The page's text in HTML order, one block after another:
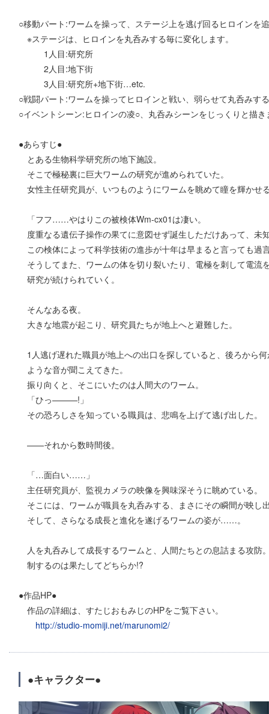
○移動パート:ワームを操って、ステージ上を逃げ回るヒロインを
※ステージは、ヒロインを丸呑みする毎に変化します。
1人目:研究所
2人目:地下街
3人目:研究所+地下街…etc.
○戦闘パート:ワームを操ってヒロインと戦い、弱らせて丸呑みす
○イベントシーン:ヒロインの凌○、丸呑みシーンをじっくりと描き
●あらすじ●
とある生物科学研究所の地下施設。
そこで極秘裏に巨大ワームの研究が進められていた。
女性主任研究員が、いつものようにワームを眺めて瞳を輝かせ
「フフ……やはりこの被検体Wm-cx01は凄い。
度重なる遺伝子操作の果てに意図せず誕生しただけあって、未
この検体によって科学技術の進歩が十年は早まると言っても過
そうしてまた、ワームの体を切り裂いたり、電極を刺して電流
研究が続けられていく。
そんなある夜。
大きな地震が起こり、研究員たちが地上へと避難した。
1人逃げ遅れた職員が地上への出口を探していると、後ろから
ような音が聞こえてきた。
振り向くと、そこにいたのは人間大のワーム。
「ひっ———!」
その恐ろしさを知っている職員は、悲鳴を上げて逃げ出した。
——それから数時間後。
「…面白い……」
主任研究員が、監視カメラの映像を興味深そうに眺めている。
そこには、ワームが職員を丸呑みする、まさにその瞬間が映し
そして、さらなる成長と進化を遂げるワームの姿が……。
人を丸呑みして成長するワームと、人間たちとの息詰まる攻防
制するのは果たしてどちらか!?
●作品HP●
作品の詳細は、すたじおもみじのHPをご覧下さい。
http://studio-momiji.net/marunomi2/
●キャラクター●